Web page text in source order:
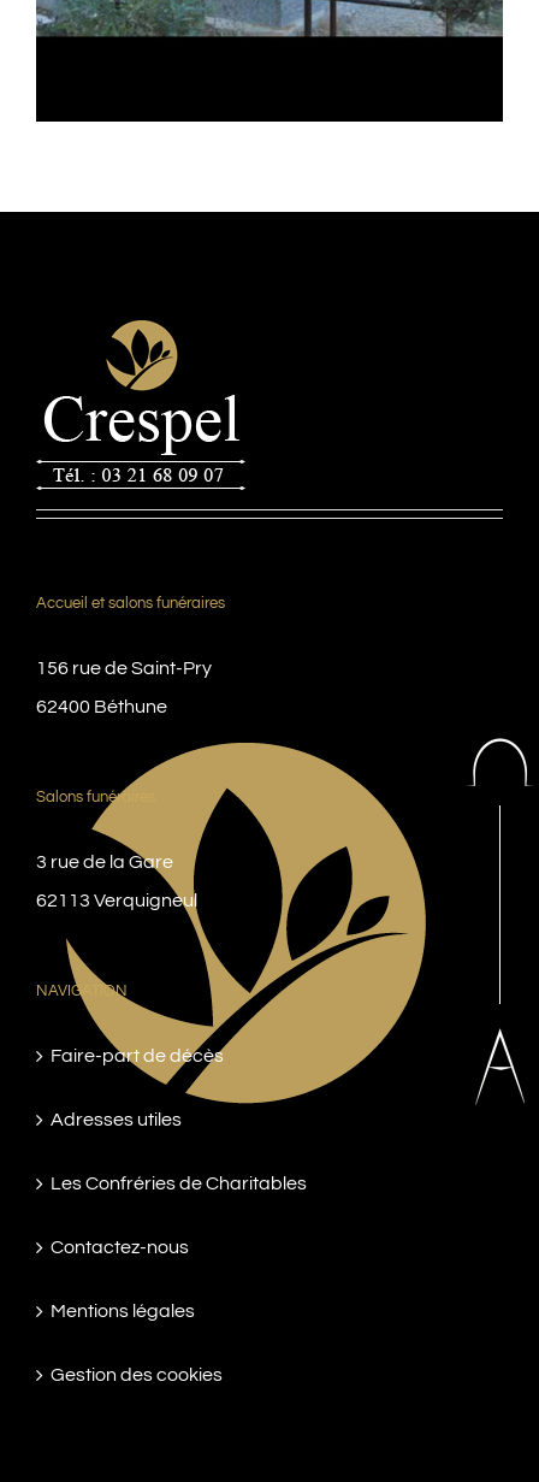
Accueil et salons funéraires
156 rue de Saint-Pry
62400 Béthune
Salons funéraires
3 rue de la Gare
62113 Verquigneul
NAVIGATION
Faire-part de décès
Adresses utiles
Les Confréries de Charitables
Contactez-nous
Mentions légales
Gestion des cookies